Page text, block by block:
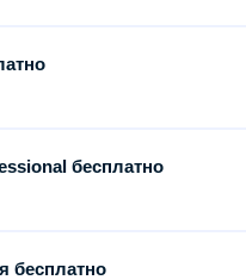
бесплатно
бесплатно